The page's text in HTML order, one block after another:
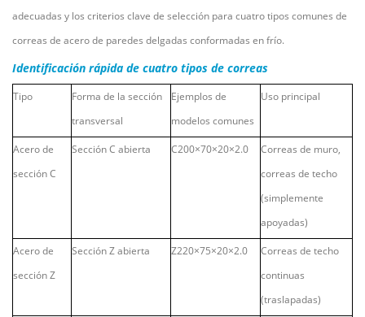
adecuadas y los criterios clave de selección para cuatro tipos comunes de
correas de acero de paredes delgadas conformadas en frío.
Identificación rápida de cuatro tipos de correas
Tipo
Forma de la sección
transversal
Ejemplos de
modelos comunes
Uso principal
Acero de
sección C
Sección C abierta C200×70×20×2.0
Correas de muro,
correas de techo
(simplemente
apoyadas)
Acero de
sección Z
Sección Z abierta Z220×75×20×2.0
Correas de techo
continuas
(traslapadas)